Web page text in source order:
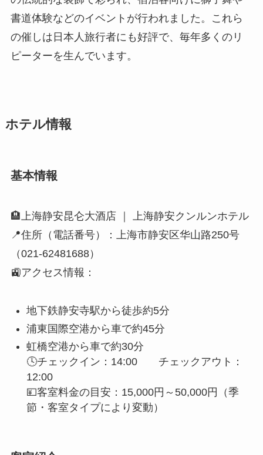
書道体験などのイベントが行われました。これら
の催しは日本人旅行者にも好評で、毎年多くのリ
ピーターを生んでいます。
📍住所（電話番号）：上海市静安区华山路250号
（021-62481688）
🚉アクセス情報：
浦東国際空港から車で約45分
虹橋空港から車で約30分
🕓チェックイン：14:00 チェックアウト：
12:00
💴客室料金の目安：15,000円～50,000円（季
節・客室タイプにより変動）